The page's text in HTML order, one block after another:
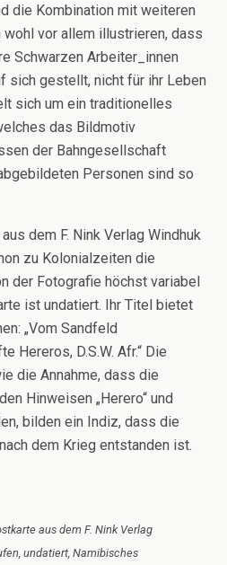
die Kombination mit weiteren
vor allem illustrieren, dass
Schwarzen Arbeiter_innen
sich gestellt, nicht für ihr Leben
sich um ein traditionelles
das Bildmotiv
der Bahngesellschaft
Personen sind so
dem F. Nink Verlag Windhuk
zu Kolonialzeiten die
der Fotografie höchst variabel
ist undatiert. Ihr Titel bietet
„Vom Sandfeld
Hereros, D.S.W. Afr.“ Die
die Annahme, dass die
Hinweisen „Herero“ und
bilden ein Indiz, dass die
dem Krieg entstanden ist.
aus dem F. Nink Verlag
undatiert, Namibisches